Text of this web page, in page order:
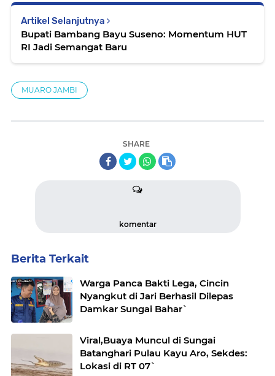
Artikel Selanjutnya
Bupati Bambang Bayu Suseno: Momentum HUT
RI Jadi Semangat Baru
MUARO JAMBI
SHARE
komentar
Berita Terkait
Warga Panca Bakti Lega, Cincin
Nyangkut di Jari Berhasil Dilepas
Damkar Sungai Bahar`
Viral,Buaya Muncul di Sungai
Batanghari Pulau Kayu Aro, Sekdes:
Lokasi di RT 07`